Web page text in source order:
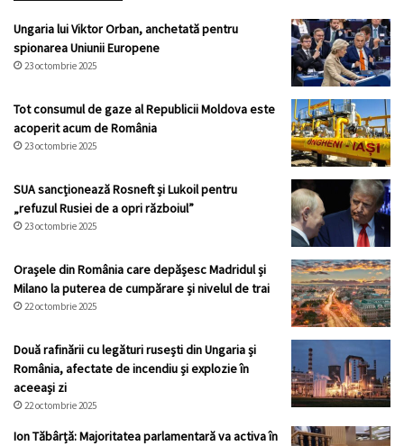
Ungaria lui Viktor Orban, anchetată pentru
spionarea Uniunii Europene
23 octombrie 2025
Tot consumul de gaze al Republicii Moldova este
acoperit acum de România
23 octombrie 2025
SUA sancționează Rosneft și Lukoil pentru
„refuzul Rusiei de a opri războiul”
23 octombrie 2025
Orașele din România care depășesc Madridul și
Milano la puterea de cumpărare și nivelul de trai
22 octombrie 2025
Două rafinării cu legături rusești din Ungaria și
România, afectate de incendiu și explozie în
aceeași zi
22 octombrie 2025
Ion Tăbârță: Majoritatea parlamentară va activa în